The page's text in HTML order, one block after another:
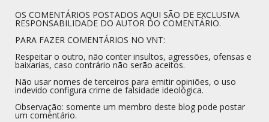
OS COMENTÁRIOS POSTADOS AQUI SÃO DE EXCLUSIVA
RESPONSABILIDADE DO AUTOR DO COMENTÁRIO.
PARA FAZER COMENTÁRIOS NO VNT:
Respeitar o outro, não conter insultos, agressões, ofensas e
baixarias, caso contrário não serão aceitos.
Não usar nomes de terceiros para emitir opiniões, o uso
indevido configura crime de falsidade ideológica.
Observação: somente um membro deste blog pode postar
um comentário.